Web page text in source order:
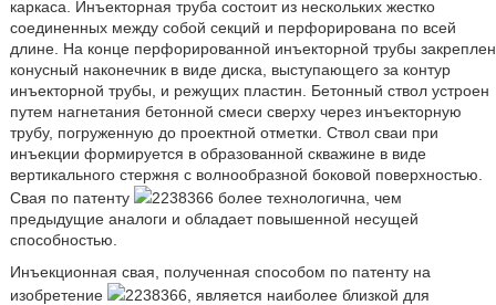
каркаса. Инъекторная труба состоит из нескольких жестко
соединенных между собой секций и перфорирована по всей
длине. На конце перфорированной инъекторной трубы закреплен
конусный наконечник в виде диска, выступающего за контур
инъекторной трубы, и режущих пластин. Бетонный ствол устроен
путем нагнетания бетонной смеси сверху через инъекторную
трубу, погруженную до проектной отметки. Ствол сваи при
инъекции формируется в образованной скважине в виде
вертикального стержня с волнообразной боковой поверхностью.
Свая по патенту
2238366 более технологична, чем
предыдущие аналоги и обладает повышенной несущей
способностью.
Инъекционная свая, полученная способом по патенту на
изобретение
2238366, является наиболее близкой для